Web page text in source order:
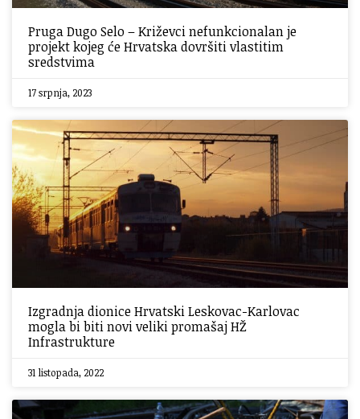
Pruga Dugo Selo – Križevci nefunkcionalan je
projekt kojeg će Hrvatska dovršiti vlastitim
sredstvima
17 srpnja, 2023
Izgradnja dionice Hrvatski Leskovac-Karlovac
mogla bi biti novi veliki promašaj HŽ
Infrastrukture
31 listopada, 2022